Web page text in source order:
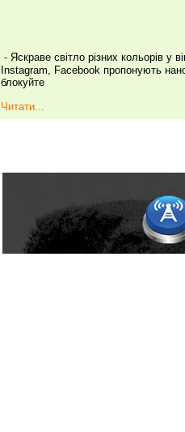
⁃ Яскраве світло різних кольорів у
Instagram, Facebook пропонують
блокуйте
Читати...